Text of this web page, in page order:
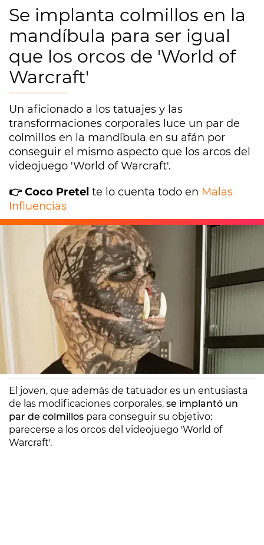
Se implanta colmillos en la
mandíbula para ser igual
que los orcos de 'World of
Warcraft'
Un aficionado a los tatuajes y las
transformaciones corporales luce un par de
colmillos en la mandíbula en su afán por
conseguir el mismo aspecto que los arcos del
videojuego 'World of Warcraft'.
👉 Coco Pretel te lo cuenta todo en Malas
Influencias
05/11/2020 13:59
El joven, que además de tatuador es un entusiasta
de las modificaciones corporales, se implantó un
par de colmillos para conseguir su objetivo:
parecerse a los orcos del videojuego 'World of
Warcraft'.